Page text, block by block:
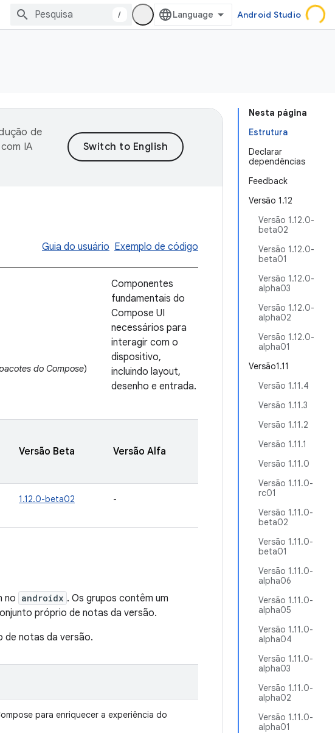
/ Android Studio
Nesta página
Estrutura
Declarar
dependências
Feedback
Versão 1.12
Versão 1.12.0-
beta02
Versão 1.12.0-
beta01
Versão 1.12.0-
alpha03
Versão 1.12.0-
alpha02
Versão 1.12.0-
alpha01
Versão1.11
Versão 1.11.4
Versão 1.11.3
Versão 1.11.2
Versão 1.11.1
Versão 1.11.0
Versão 1.11.0-
rc01
Versão 1.11.0-
beta02
Versão 1.11.0-
beta01
Versão 1.11.0-
alpha06
Versão 1.11.0-
alpha05
Versão 1.11.0-
alpha04
Versão 1.11.0-
alpha03
Versão 1.11.0-
alpha02
Versão 1.11.0-
alpha01
de
IA
Guia do usuário Exemplo de código
do Compose)
Componentes
fundamentais do
Compose UI
necessários para
interagir com o
dispositivo,
incluindo layout,
desenho e entrada.
Versão Beta Versão Alfa
1.12.0-beta02 -
no androidx . Os grupos contêm um
próprio de notas da versão.
de notas da versão.
para enriquecer a experiência do